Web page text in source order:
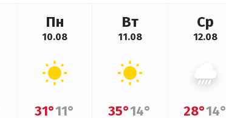
Пн
10.08
31°11°
Вт
11.08
35°14°
Ср
12.08
28°14°